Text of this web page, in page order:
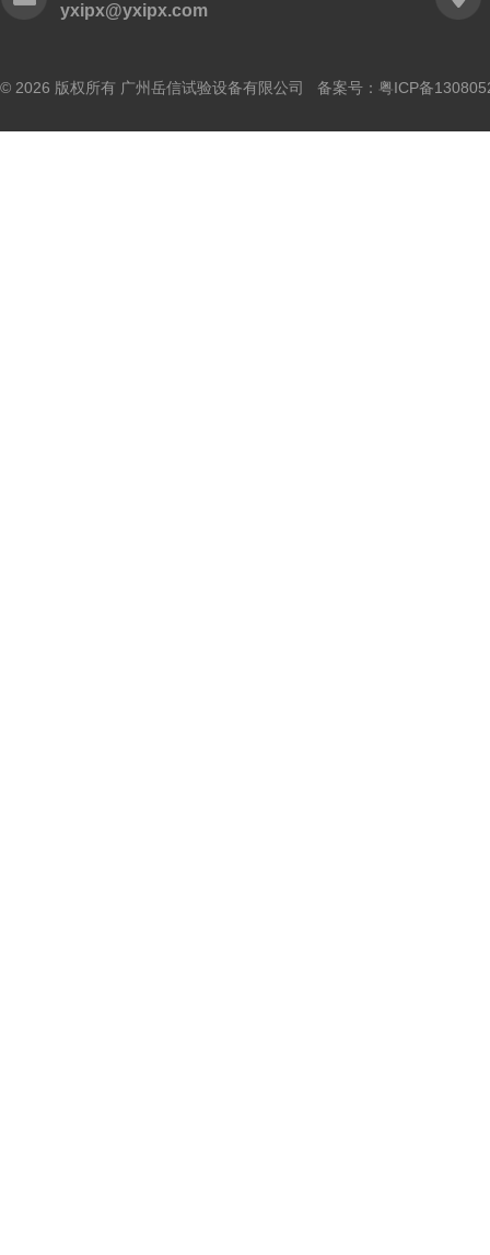
yxipx@yxipx.com
© 2026 版权所有 广州岳信试验设备有限公司 备案号： 粤ICP备